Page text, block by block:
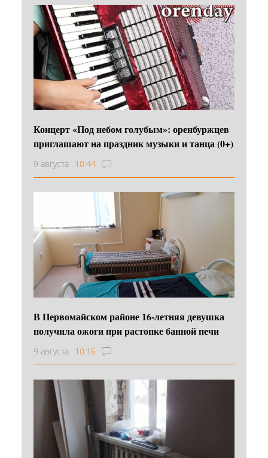
Концерт «Под небом голубым»: оренбуржцев
приглашают на праздник музыки и танца (0+)
9 августа 10:44
В Первомайском районе 16‑летняя девушка
получила ожоги при растопке банной печи
9 августа 10:16